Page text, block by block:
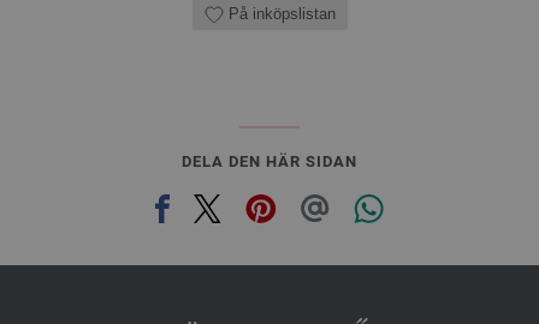
På inköpslistan
DELA DEN HÄR SIDAN